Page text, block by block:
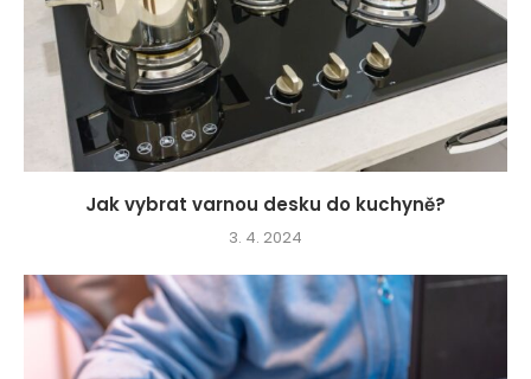
Jak vybrat varnou desku do kuchyně?
3. 4. 2024